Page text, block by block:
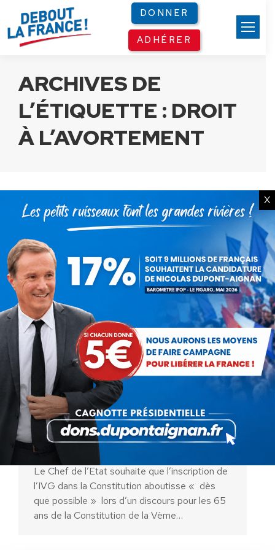
DONNER
ADHÉRER
ARCHIVES DE
L’ÉTIQUETTE : DROIT
À L’AVORTEMENT
Inscription de l’IVG dans la
Constitution : une urgence ?
Une diversion ?
Actualités ParVéronique Rogez
7 décembre 2023
Le Chef de l’Etat souhaite que l’inscription de
l’IVG dans la Constitution aboutisse « dès
que possible » lors d’un discours pour les 65
ans de la Constitution de la Vème…
X
Panneau de gestion des cookies